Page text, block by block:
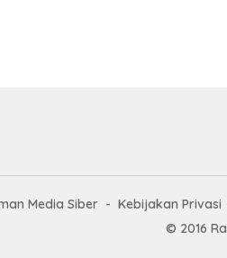
Media Siber Kebijakan Privasi
© 2016